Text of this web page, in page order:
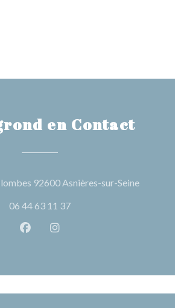
en Contact
92600 Asnières-sur-Seine((opent
06 44 63 11 37
Facebook ((opent in een nieuw
Instagram ((opent in een